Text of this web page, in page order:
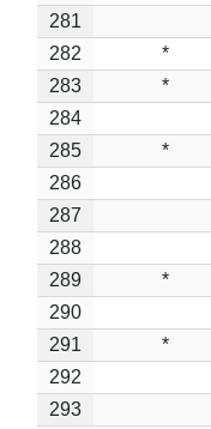
281
282
*
283
*
284
285
*
286
287
288
289
*
290
291
*
292
293